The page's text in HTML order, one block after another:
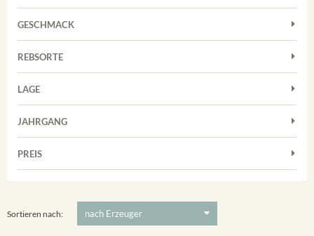
Cuvées
Rosé
Weißwein
GESCHMACK
Trocken
REBSORTE
Chardonnay
Grauburgunder
Riesling
LAGE
Achkarrer Schlossberg
Vorderer Winklerberg
Winklerberg Hinter Winklen
JAHRGANG
PREIS
Sortieren nach: